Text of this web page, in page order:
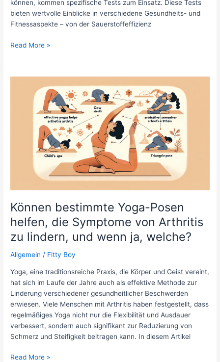
können, kommen spezifische Tests zum Einsatz. Diese Tests
bieten wertvolle Einblicke in verschiedene Gesundheits- und
Fitnessaspekte – von der Sauerstoffeffizienz
Welche
Tests
werden
verwendet,
Ausdauersportarten
bewerten?
Read More »
Können bestimmte Yoga-Posen
helfen, die Symptome von Arthritis
zu lindern, und wenn ja, welche?
Allgemein / Fitty Boy
Yoga, eine traditionsreiche Praxis, die Körper und Geist vereint,
hat sich im Laufe der Jahre auch als effektive Methode zur
Linderung verschiedener gesundheitlicher Beschwerden
erwiesen. Viele Menschen mit Arthritis haben festgestellt, dass
regelmäßiges Yoga nicht nur die Flexibilität und Ausdauer
verbessert, sondern auch signifikant zur Reduzierung von
Schmerz und Steifigkeit beitragen kann. In diesem Artikel
Können
Read More »